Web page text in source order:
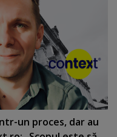
un proces, dar au